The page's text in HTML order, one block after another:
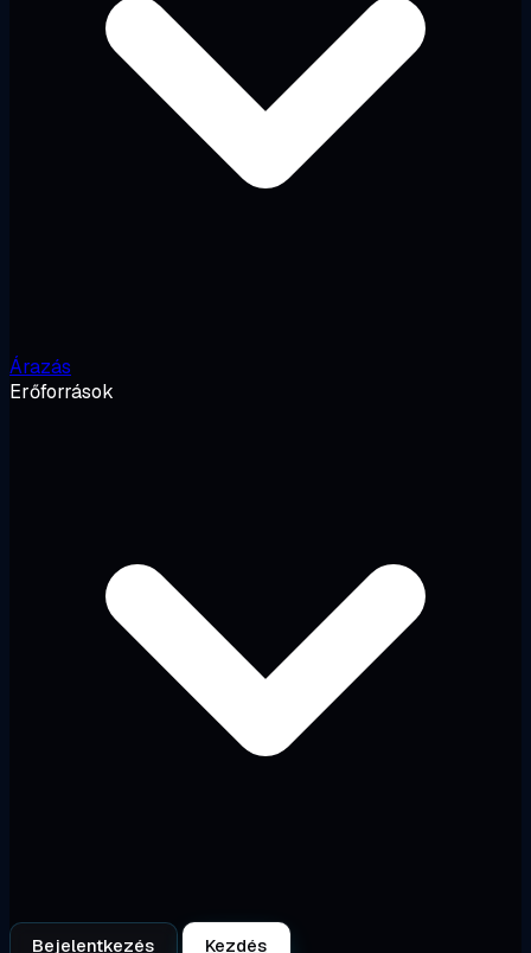
Árazás
Erőforrások
Bejelentkezés Kezdés